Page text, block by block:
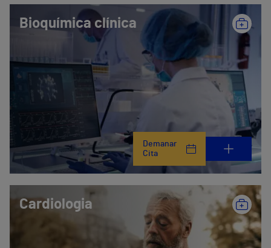
Bioquímica clínica
Demanar
Cita
Cardiologia